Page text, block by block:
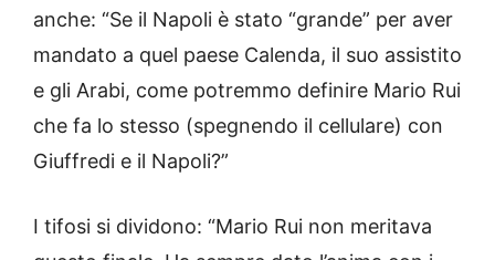
anche: “Se il Napoli è stato “grande” per aver
mandato a quel paese Calenda, il suo assistito
e gli Arabi, come potremmo definire Mario Rui
che fa lo stesso (spegnendo il cellulare) con
Giuffredi e il Napoli?”
I tifosi si dividono: “Mario Rui non meritava